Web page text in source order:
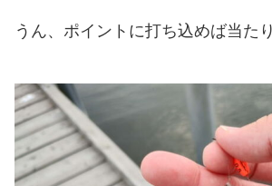
うん、ポイントに打ち込めば当た